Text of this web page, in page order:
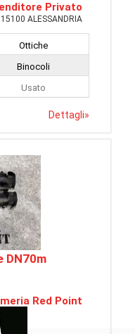
Privato
15100 ALESSANDRIA
Ottiche
Binocoli
Usato
Dettagli»
DN70m
Red Point